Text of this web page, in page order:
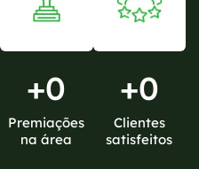
+0
Premiações
na área
+0
Clientes
satisfeitos